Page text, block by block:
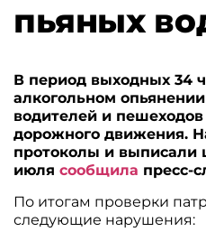
пьяных
В период выходных 34
алкогольном
водителей и
дорожного движения.
протоколы и выписали
июлясообщила пресс-
По итогам проверки
следующие нарушения: